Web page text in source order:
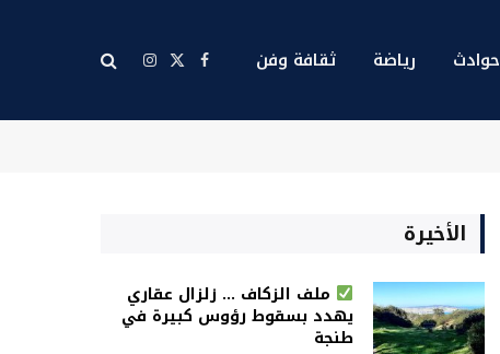
حوادث رياضة ثقافة وفن فيسبوك
X الانستغرام
الأخيرة
ملف الزكاف … زلزال عقاري
يهدد بسقوط رؤوس كبيرة في
طنجة